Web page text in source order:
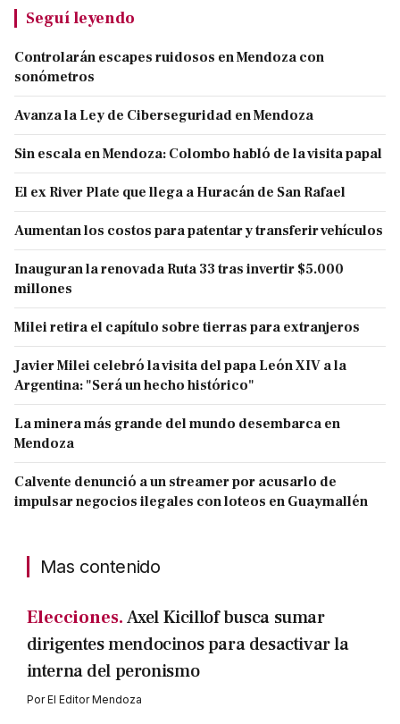
Seguí leyendo
Controlarán escapes ruidosos en Mendoza con
sonómetros
Avanza la Ley de Ciberseguridad en Mendoza
Sin escala en Mendoza: Colombo habló de la visita papal
El ex River Plate que llega a Huracán de San Rafael
Aumentan los costos para patentar y transferir vehículos
Inauguran la renovada Ruta 33 tras invertir $5.000
millones
Milei retira el capítulo sobre tierras para extranjeros
Javier Milei celebró la visita del papa León XIV a la
Argentina: "Será un hecho histórico"
La minera más grande del mundo desembarca en
Mendoza
Calvente denunció a un streamer por acusarlo de
impulsar negocios ilegales con loteos en Guaymallén
Mas contenido
Elecciones.Axel Kicillof busca sumar
dirigentes mendocinos para desactivar la
interna del peronismo
PorEl Editor Mendoza